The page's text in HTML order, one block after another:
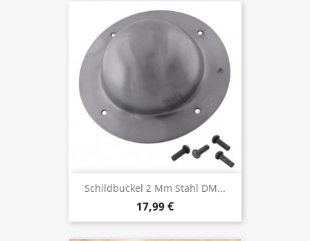
Schildbuckel 2 Mm Stahl DM...
17,99 €